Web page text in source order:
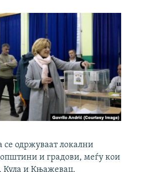
се одржуваат локални
и градови, меѓу кои
Кула и Књажевац.